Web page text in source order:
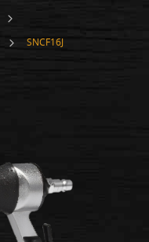
SNCF16J